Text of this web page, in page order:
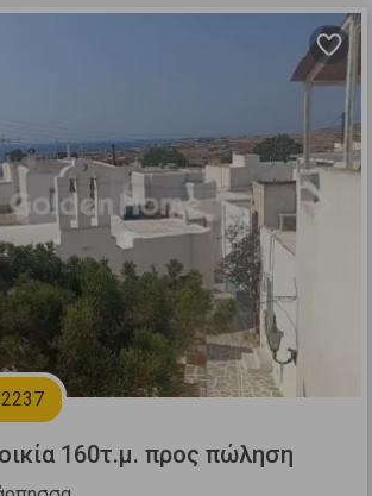
160τ.μ. προς πώληση